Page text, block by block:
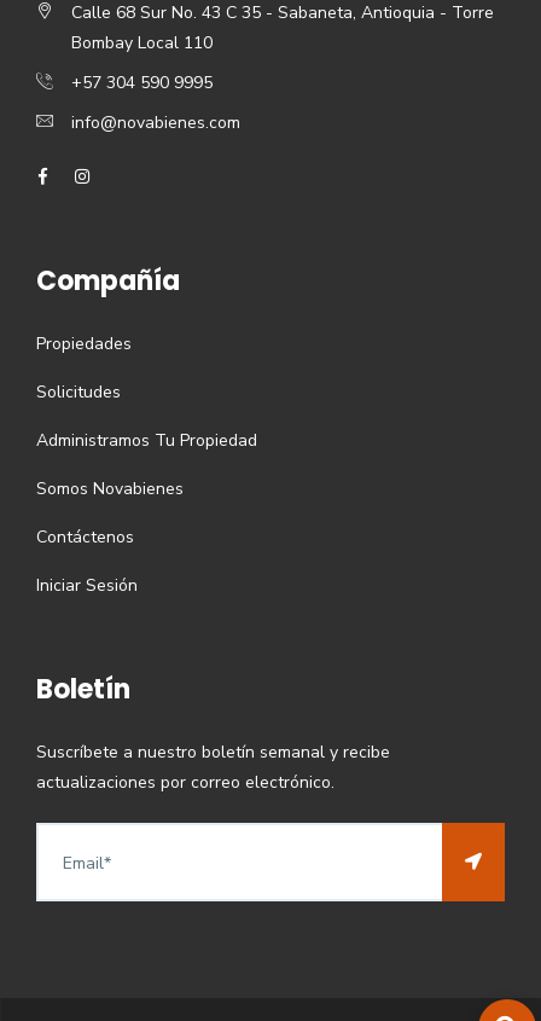
Calle 68 Sur No. 43 C 35 - Sabaneta, Antioquia - Torre
Bombay Local 110
+57 304 590 9995
info@novabienes.com
Compañía
Propiedades
Solicitudes
Administramos Tu Propiedad
Somos Novabienes
Contáctenos
Iniciar Sesión
Boletín
Suscríbete a nuestro boletín semanal y recibe
actualizaciones por correo electrónico.